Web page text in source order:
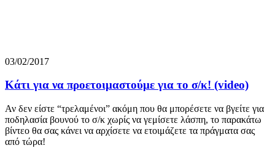
03/02/2017
Κάτι για να προετοιμαστούμε για το σ/κ! (video)
Αν δεν είστε “τρελαμένοι” ακόμη που θα μπορέσετε να βγείτε για
ποδηλασία βουνού το σ/κ χωρίς να γεμίσετε λάσπη, το παρακάτω
βίντεο θα σας κάνει να αρχίσετε να ετοιμάζετε τα πράγματα σας
από τώρα!